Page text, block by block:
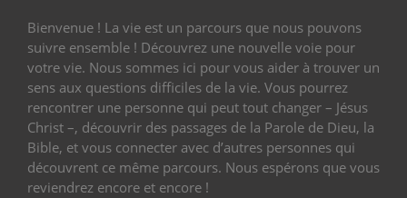
Bienvenue ! La vie est un parcours que nous pouvons
suivre ensemble ! Découvrez une nouvelle voie pour
votre vie. Nous sommes ici pour vous aider à trouver un
sens aux questions difficiles de la vie. Vous pourrez
rencontrer une personne qui peut tout changer – Jésus
Christ –, découvrir des passages de la Parole de Dieu, la
Bible, et vous connecter avec d’autres personnes qui
découvrent ce même parcours. Nous espérons que vous
reviendrez encore et encore !